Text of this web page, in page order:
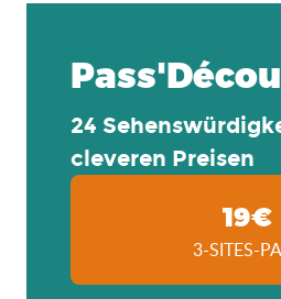
24
cleveren Preisen
19€
3-SITES-